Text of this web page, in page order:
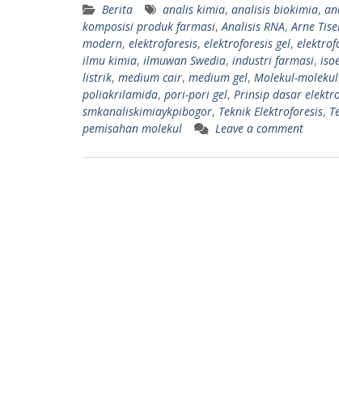
Berita analis kimia, analisis biokimia,
komposisi produk farmasi, Analisis RNA, Arne
modern, elektroforesis, elektroforesis gel,
ilmu kimia, ilmuwan Swedia, industri farmasi,
listrik, medium cair, medium gel, Molekul-molekul
poliakrilamida, pori-pori gel, Prinsip dasar
smkanaliskimiaykpibogor, Teknik Elektroforesis,
pemisahan molekul
Leave a comment